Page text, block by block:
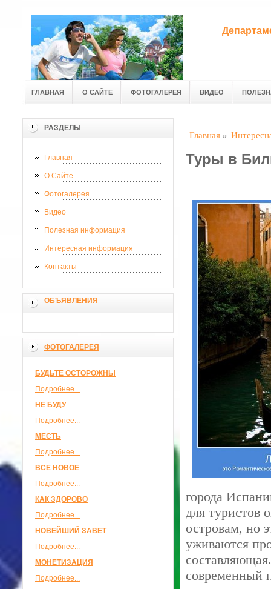
ГЛАВНАЯ О САЙТЕ ФОТОГАЛЕРЕЯ ВИДЕО
РАЗДЕЛЫ
Главная
О Сайте
Фотогалерея
Видео
Полезная информация
Интересная информация
Контакты
ОБЪЯВЛЕНИЯ
ФОТОГАЛЕРЕЯ
БУДЬТЕ ОСТОРОЖНЫ
Подробнее...
НЕ БУДУ
Подробнее...
МЕСТЬ
Подробнее...
ВСЕ НОВОЕ
Подробнее...
КАК ЗДОРОВО
Подробнее...
НОВЕЙШИЙ ЗАВЕТ
Подробнее...
МОНЕТИЗАЦИЯ
Подробнее...
Главная »
Туры в
города
для туристов
островам, но
уживаются
современный